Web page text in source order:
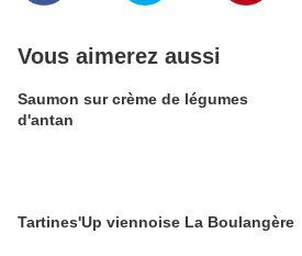
Vous aimerez aussi
Saumon sur crème de légumes
d'antan
Tartines'Up viennoise La Boulangère